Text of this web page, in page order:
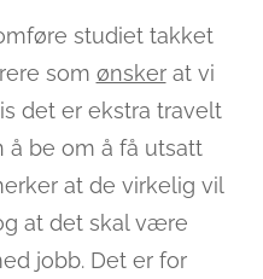
studiet takket
som ønskerat vi
det er ekstra travelt
å be om å få utsatt
at de virkelig vil
at det skal være
jobb. Det er for